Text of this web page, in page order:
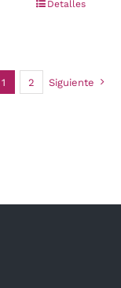
Detalles
1 2 Siguiente